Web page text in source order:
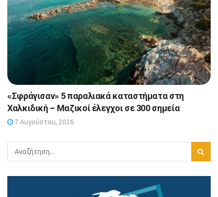
«Σφράγισαν» 5 παραλιακά καταστήματα στη
Χαλκιδική – Μαζικοί έλεγχοι σε 300 σημεία
7 Αυγούστου, 2026